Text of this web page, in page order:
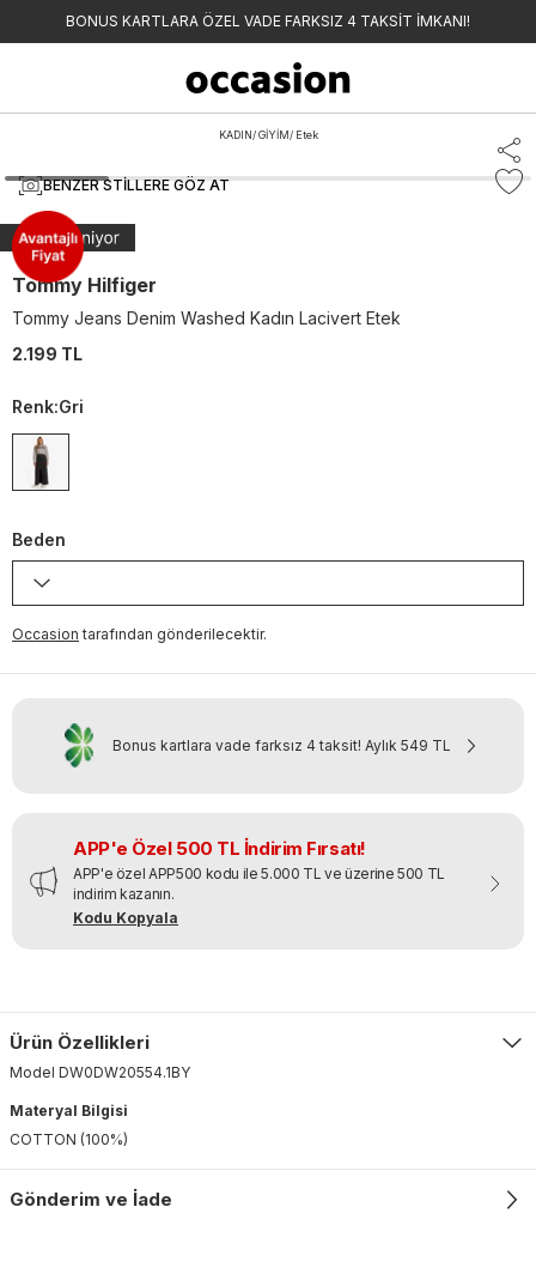
BONUS KARTLARA ÖZEL VADE FARKSIZ 4 TAKSİT İMKANI!
KADIN/ GİYİM/ Etek
BENZER STILLERE GÖZ AT
Tommy Hilfiger
Tommy Jeans Denim Washed Kadın Lacivert Etek
2.199 TL
Renk:Gri
Beden
Occasion tarafından gönderilecektir.
Bonus kartlara vade farksız 4 taksit! Aylık 549 TL
APP'e Özel 500 TL İndirim Fırsatı!
APP'e özel APP500 kodu ile 5.000 TL ve üzerine 500 TL
indirim kazanın.
Kodu Kopyala
Ürün Özellikleri
Model DW0DW20554.1BY
Materyal Bilgisi
COTTON (100%)
Gönderim ve İade